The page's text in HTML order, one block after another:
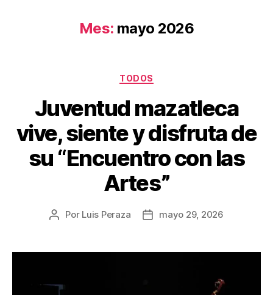
Mes: mayo 2026
TODOS
Juventud mazatleca
vive, siente y disfruta de
su “Encuentro con las
Artes”
Por Luis Peraza mayo 29, 2026